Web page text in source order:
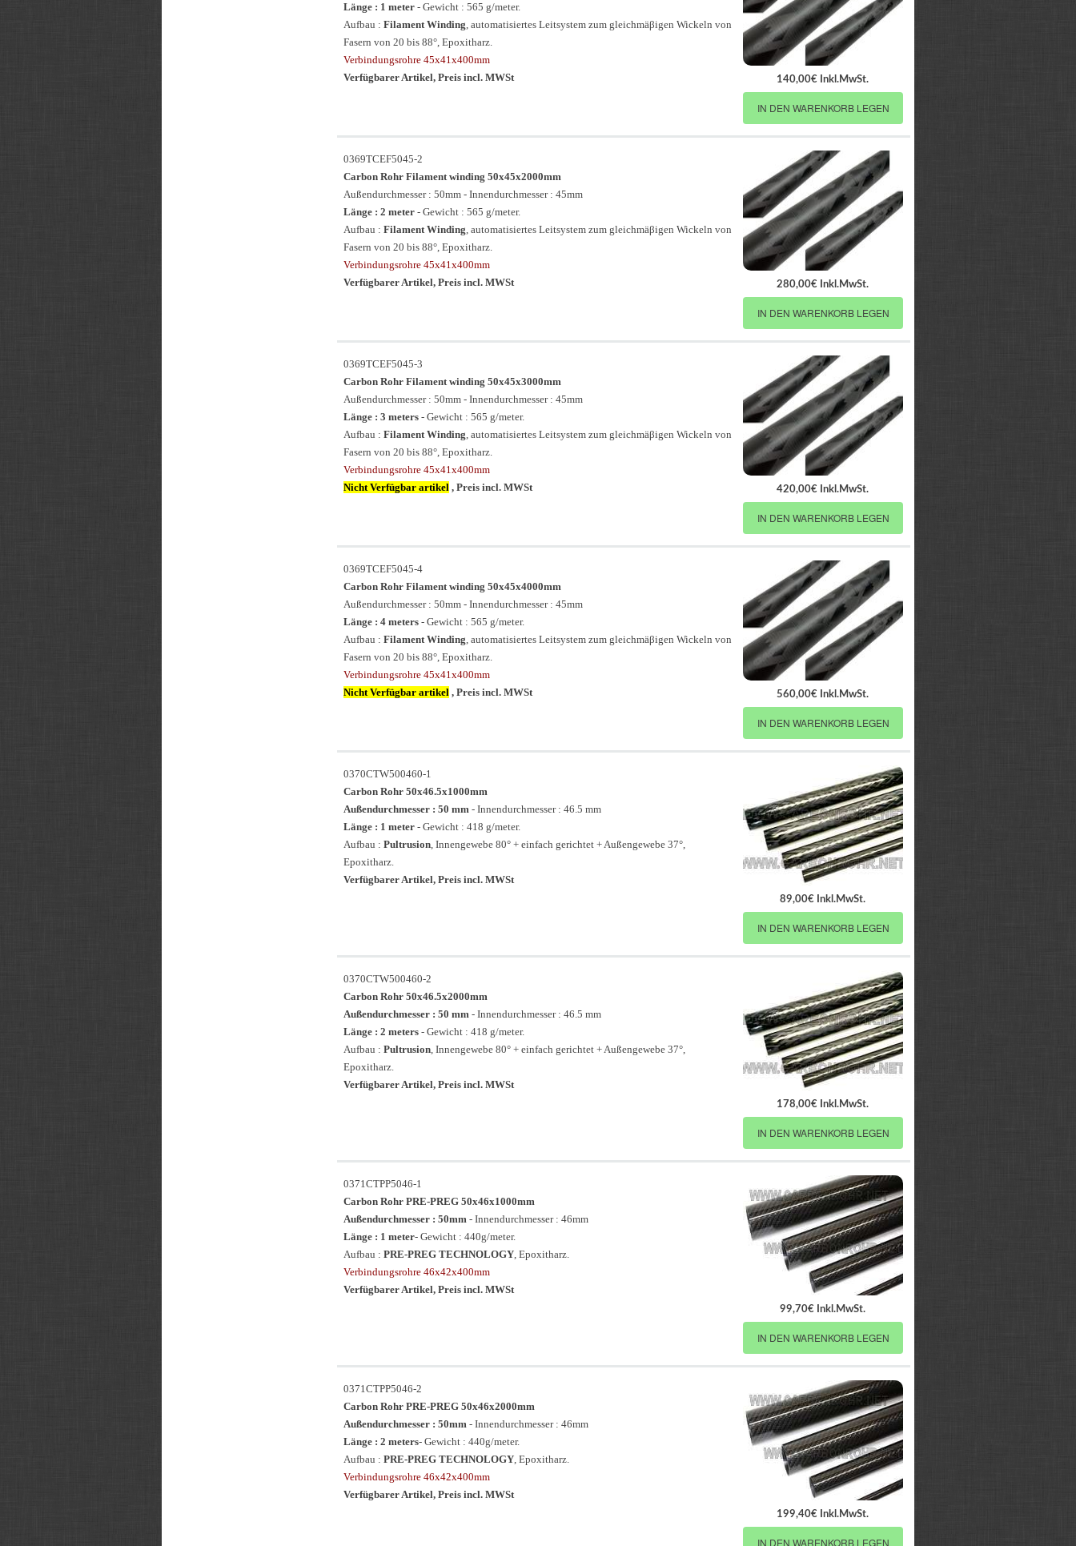
Länge : 1 meter - Gewicht : 565 g/meter.
Aufbau : Filament Winding, automatisiertes Leitsystem zum gleichmäβigen Wickeln von
Fasern von 20 bis 88°, Epoxitharz.
Verbindungsrohre 45x41x400mm
Verfügbarer Artikel, Preis incl. MWSt
140,00€ Inkl.MwSt.
IN DEN WARENKORB LEGEN
0369TCEF5045-2
Carbon Rohr Filament winding 50x45x2000mm
Außendurchmesser : 50mm - Innendurchmesser : 45mm
Länge : 2 meter - Gewicht : 565 g/meter.
Aufbau : Filament Winding, automatisiertes Leitsystem zum gleichmäβigen Wickeln von
Fasern von 20 bis 88°, Epoxitharz.
Verbindungsrohre 45x41x400mm
Verfügbarer Artikel, Preis incl. MWSt
280,00€ Inkl.MwSt.
IN DEN WARENKORB LEGEN
0369TCEF5045-3
Carbon Rohr Filament winding 50x45x3000mm
Außendurchmesser : 50mm - Innendurchmesser : 45mm
Länge : 3 meters - Gewicht : 565 g/meter.
Aufbau : Filament Winding, automatisiertes Leitsystem zum gleichmäβigen Wickeln von
Fasern von 20 bis 88°, Epoxitharz.
Verbindungsrohre 45x41x400mm
Nicht Verfügbar artikel , Preis incl. MWSt 420,00€ Inkl.MwSt.
IN DEN WARENKORB LEGEN
0369TCEF5045-4
Carbon Rohr Filament winding 50x45x4000mm
Außendurchmesser : 50mm - Innendurchmesser : 45mm
Länge : 4 meters - Gewicht : 565 g/meter.
Aufbau : Filament Winding, automatisiertes Leitsystem zum gleichmäβigen Wickeln von
Fasern von 20 bis 88°, Epoxitharz.
Verbindungsrohre 45x41x400mm
Nicht Verfügbar artikel , Preis incl. MWSt 560,00€ Inkl.MwSt.
IN DEN WARENKORB LEGEN
0370CTW500460-1
Carbon Rohr 50x46.5x1000mm
Außendurchmesser : 50 mm - Innendurchmesser : 46.5 mm
Länge : 1 meter - Gewicht : 418 g/meter.
Aufbau : Pultrusion, Innengewebe 80° + einfach gerichtet + Außengewebe 37°,
Epoxitharz.
Verfügbarer Artikel, Preis incl. MWSt
89,00€ Inkl.MwSt.
IN DEN WARENKORB LEGEN
0370CTW500460-2
Carbon Rohr 50x46.5x2000mm
Außendurchmesser : 50 mm - Innendurchmesser : 46.5 mm
Länge : 2 meters - Gewicht : 418 g/meter.
Aufbau : Pultrusion, Innengewebe 80° + einfach gerichtet + Außengewebe 37°,
Epoxitharz.
Verfügbarer Artikel, Preis incl. MWSt
178,00€ Inkl.MwSt.
IN DEN WARENKORB LEGEN
0371CTPP5046-1
Carbon Rohr PRE-PREG 50x46x1000mm
Außendurchmesser : 50mm - Innendurchmesser : 46mm
Länge : 1 meter- Gewicht : 440g/meter.
Aufbau : PRE-PREG TECHNOLOGY, Epoxitharz.
Verbindungsrohre 46x42x400mm
Verfügbarer Artikel, Preis incl. MWSt
99,70€ Inkl.MwSt.
IN DEN WARENKORB LEGEN
0371CTPP5046-2
Carbon Rohr PRE-PREG 50x46x2000mm
Außendurchmesser : 50mm - Innendurchmesser : 46mm
Länge : 2 meters- Gewicht : 440g/meter.
Aufbau : PRE-PREG TECHNOLOGY, Epoxitharz.
Verbindungsrohre 46x42x400mm
Verfügbarer Artikel, Preis incl. MWSt
199,40€ Inkl.MwSt.
IN DEN WARENKORB LEGEN